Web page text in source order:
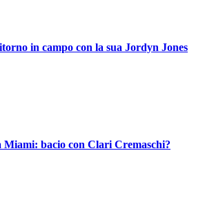
in campo con la sua Jordyn Jones
Miami: bacio con Clari Cremaschi?